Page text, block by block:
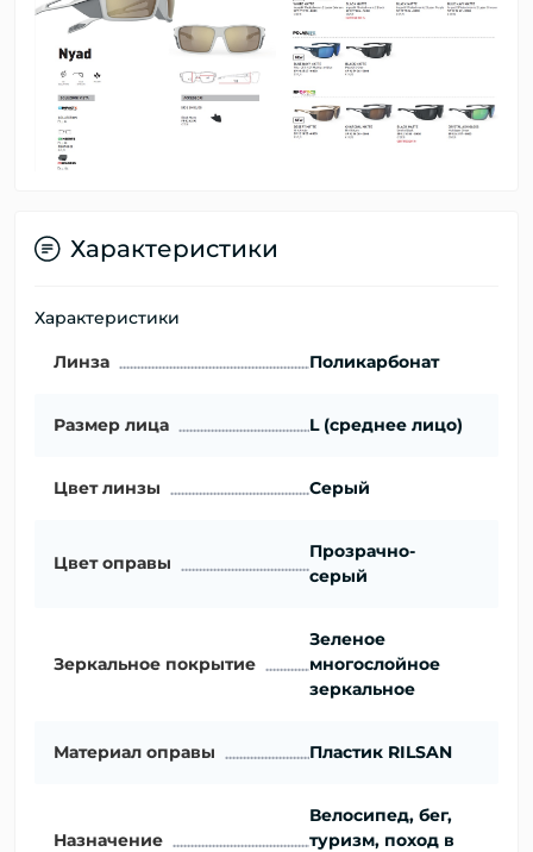
Характеристики
Характеристики
Линза Поликарбонат
Размер лица L (среднее лицо)
Цвет линзы Серый
Цвет оправы
Прозрачно-
серый
Зеркальное покрытие
Зеленое
многослойное
зеркальное
Материал оправы Пластик RILSAN
Назначение
Велосипед, бег,
туризм, поход в